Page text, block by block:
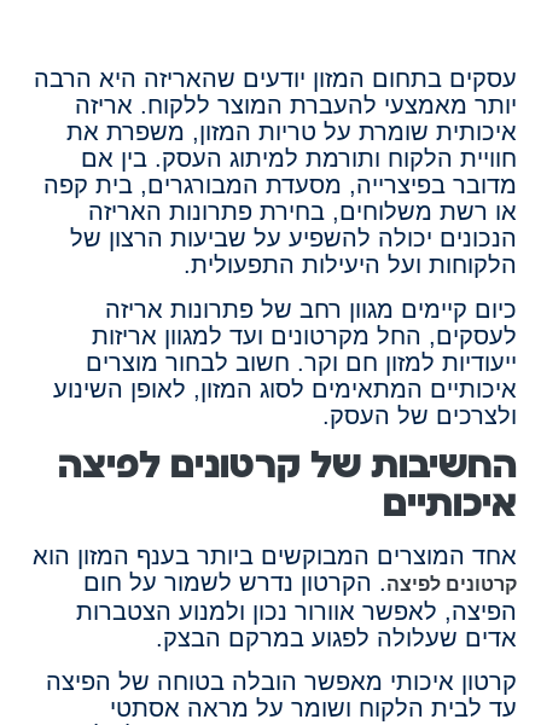
עסקים בתחום המזון יודעים שהאריזה היא הרבה
יותר מאמצעי להעברת המוצר ללקוח. אריזה
איכותית שומרת על טריות המזון, משפרת את
חוויית הלקוח ותורמת למיתוג העסק. בין אם
מדובר בפיצרייה, מסעדת המבורגרים, בית קפה
או רשת משלוחים, בחירת פתרונות האריזה
הנכונים יכולה להשפיע על שביעות הרצון של
הלקוחות ועל היעילות התפעולית.
כיום קיימים מגוון רחב של פתרונות אריזה
לעסקים, החל מקרטונים ועד למגוון אריזות
ייעודיות למזון חם וקר. חשוב לבחור מוצרים
איכותיים המתאימים לסוג המזון, לאופן השינוע
ולצרכים של העסק.
החשיבות של קרטונים לפיצה
איכותיים
אחד המוצרים המבוקשים ביותר בענף המזון הוא
קרטונים לפיצה. הקרטון נדרש לשמור על חום
הפיצה, לאפשר אוורור נכון ולמנוע הצטברות
אדים שעלולה לפגוע במרקם הבצק.
קרטון איכותי מאפשר הובלה בטוחה של הפיצה
עד לבית הלקוח ושומר על מראה אסתטי